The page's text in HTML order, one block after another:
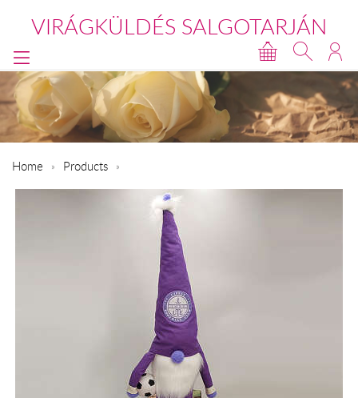
VIRÁGKÜLDÉS SALGOTARJÁN
Home Products